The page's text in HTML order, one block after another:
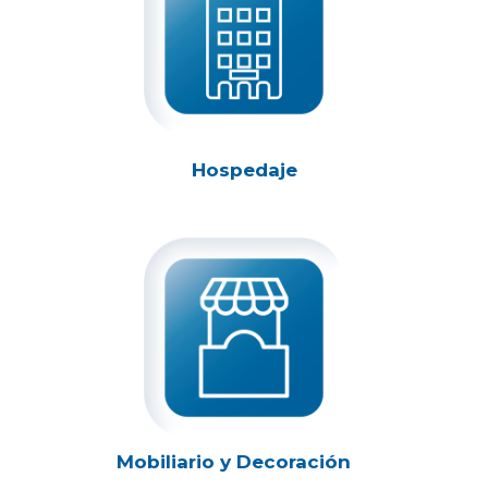
Hospedaje
Mobiliario y Decoración